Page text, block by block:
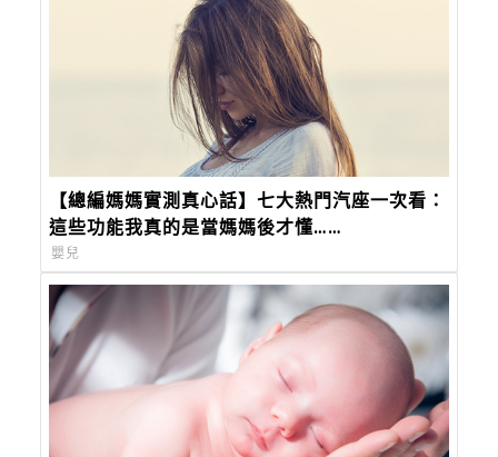
【總編媽媽實測真心話】七大熱門汽座一次看：
這些功能我真的是當媽媽後才懂……
嬰兒